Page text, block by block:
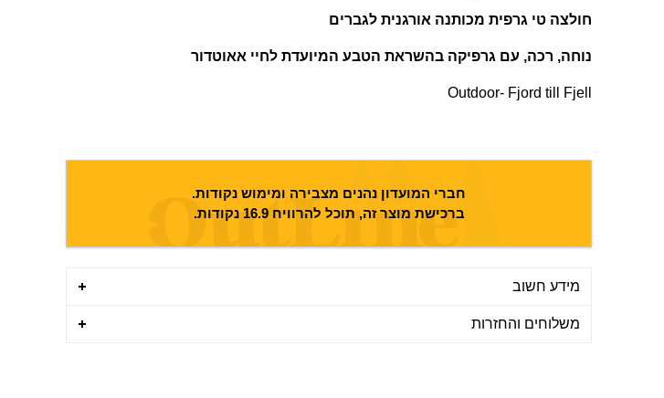
חולצה טי גרפית מכותנה אורגנית לגברים
נוחה, רכה, עם גרפיקה בהשראת הטבע המיועדת לחיי אאוטדור
Outdoor- Fjord till Fjell
חברי המועדון נהנים מצבירה ומימוש נקודות.
ברכישת מוצר זה, תוכל להרוויח16.9 נקודות.
מידע חשוב
משלוחים והחזרות